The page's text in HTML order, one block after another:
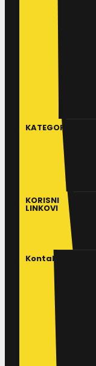
KATEGORIJE
KORISNI
LINKOVI
Kontakt